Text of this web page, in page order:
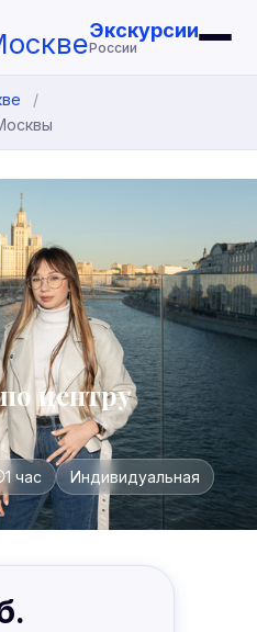
Экскурсии
России
центру
1 час Индивидуальная